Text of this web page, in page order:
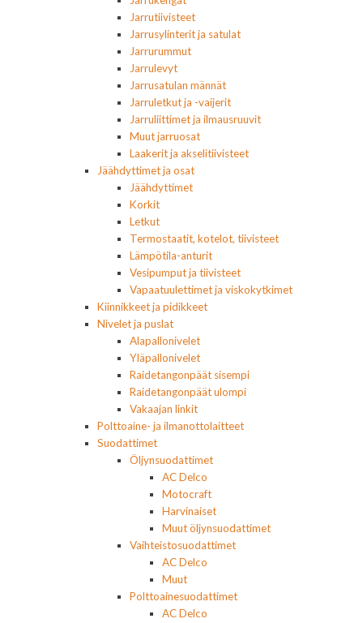
Jarrutiivisteet
Jarrusylinterit ja satulat
Jarrurummut
Jarrulevyt
Jarrusatulan männät
Jarruletkut ja -vaijerit
Jarruliittimet ja ilmausruuvit
Muut jarruosat
Laakerit ja akselitiivisteet
Jäähdyttimet ja osat
Jäähdyttimet
Korkit
Letkut
Termostaatit, kotelot, tiivisteet
Lämpötila-anturit
Vesipumput ja tiivisteet
Vapaatuulettimet ja viskokytkimet
Kiinnikkeet ja pidikkeet
Nivelet ja puslat
Alapallonivelet
Yläpallonivelet
Raidetangonpäät sisempi
Raidetangonpäät ulompi
Vakaajan linkit
Polttoaine- ja ilmanottolaitteet
Suodattimet
Öljynsuodattimet
AC Delco
Motocraft
Harvinaiset
Muut öljynsuodattimet
Vaihteistosuodattimet
AC Delco
Muut
Polttoainesuodattimet
AC Delco